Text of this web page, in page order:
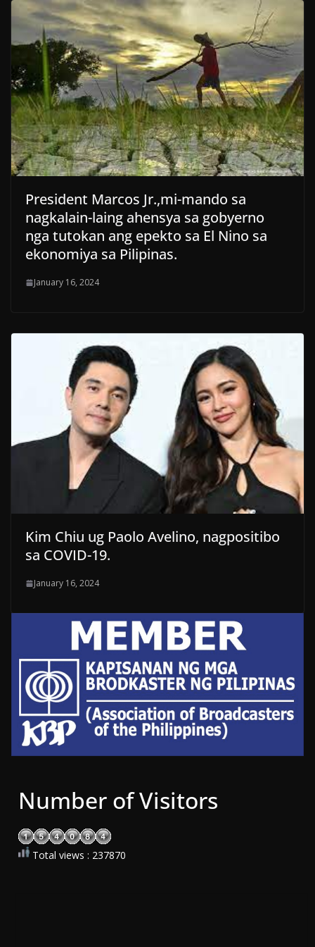
President Marcos Jr.,mi-mando sa
nagkalain-laing ahensya sa gobyerno
nga tutokan ang epekto sa El Nino sa
ekonomiya sa Pilipinas.
January 16, 2024
Kim Chiu ug Paolo Avelino, nagpositibo
sa COVID-19.
January 16, 2024
Number of Visitors
Total views : 237870